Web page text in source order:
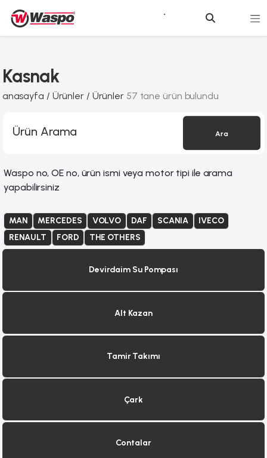
Kasnak
anasayfa / Ürünler / Ürünler 57 tane ürün bulundu
Ara
Waspo no, OE no, ürün ismi veya motor tipi ile arama
yapabilirsiniz
MAN MERCEDES VOLVO DAF SCANIA
IVECO
RENAULT
FORD THE OTHERS
Devirdaim Su Pompası
Alt Kazan
Tamir Takımı
Çark
Contalar